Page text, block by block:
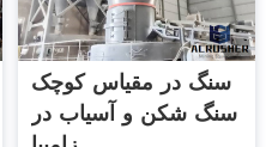
سنگ در مقیاس کوچک
سنگ شکن و آسیاب در